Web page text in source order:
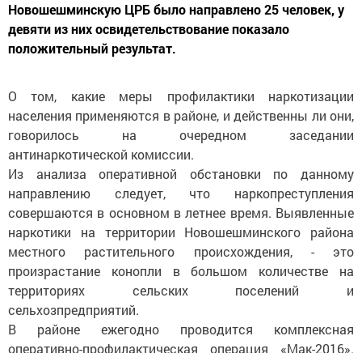
Новошешминскую ЦРБ было направлено 25 человек, у
девяти из них освидетельствование показало
положительный результат.
О том, какие меры профилактики наркотизации
населения применяются в районе, и действенны ли они,
говорилось на очередном заседании
антинаркотической комиссии.
Из анализа оперативной обстановки по данному
направлению следует, что наркопреступления
совершаются в основном в летнее время. Выявленные
наркотики на территории Новошешминского района
местного растительного происхождения, - это
произрастание конопли в большом количестве на
территориях сельских поселений и
сельхозпредприятий.
В районе ежегодно проводится комплексная
оперативно-профилактическая операция «Мак-2016».